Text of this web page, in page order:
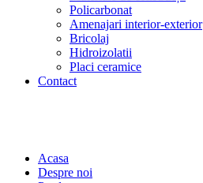
Policarbonat
Amenajari interior-exterior
Bricolaj
Hidroizolatii
Placi ceramice
Contact
Acasa
Despre noi